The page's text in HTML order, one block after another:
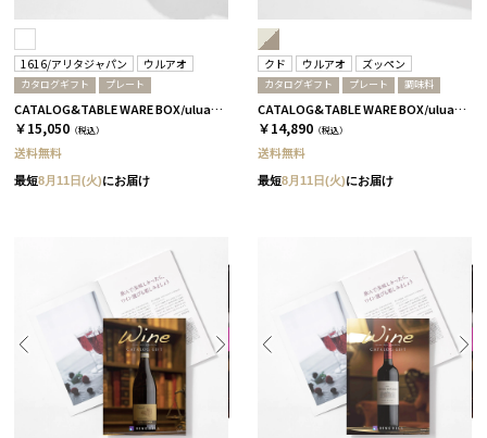
1616/アリタジャパン ウルアオ
カタログギフト プレート
CATALOG&TABLE WARE BOX/uluao/パレスプレート160&220 4枚セット/全5種 アウレリアーナ
￥15,050 （税込）
送料無料
最短8月11日(火)にお届け
クド ウルアオ ズッペン
カタログギフト プレート 調味料
CATALOG&TABLE WARE BOX/uluao/9°/白無垢&茶大色/全5種 アウレリアーナ
￥14,890 （税込）
送料無料
最短8月11日(火)にお届け